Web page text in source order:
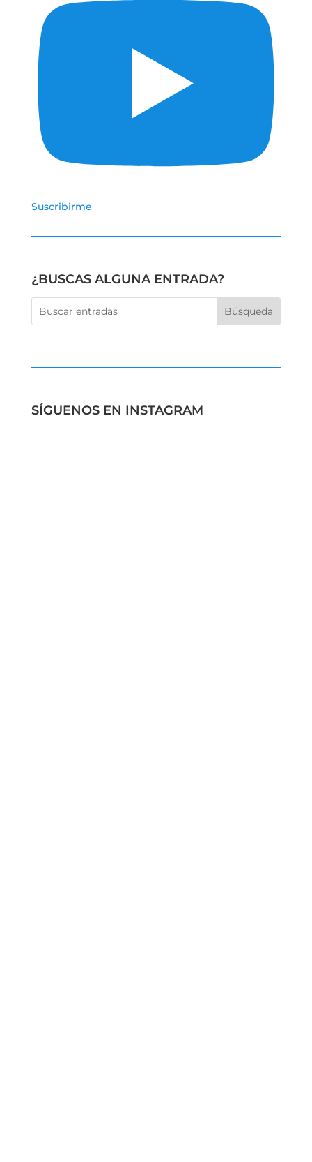
Suscribirme
¿BUSCAS ALGUNA ENTRADA?
SÍGUENOS EN INSTAGRAM